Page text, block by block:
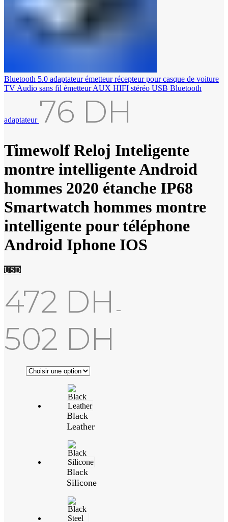
Bluetooth 5.0 adaptateur émetteur récepteur pour casque de voiture
TV Audio sans fil émetteur AUX HIFI stéréo USB Bluetooth
adaptateur 76 DH
Timewolf Reloj Inteligente
montre intelligente Android
hommes 2020 étanche IP68
Smartwatch hommes montre
intelligente pour téléphone
Android Iphone IOS
USD
472 DH –
502 DH
Black
Leather
Black
Silicone